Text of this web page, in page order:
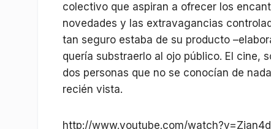
colectivo que aspiran a ofrecer los
novedades y las extravagancias
tan seguro estaba de su producto
quería substraerlo al ojo público. El cine,
dos personas que no se conocían de
recién vista.
http://www.youtube.com/